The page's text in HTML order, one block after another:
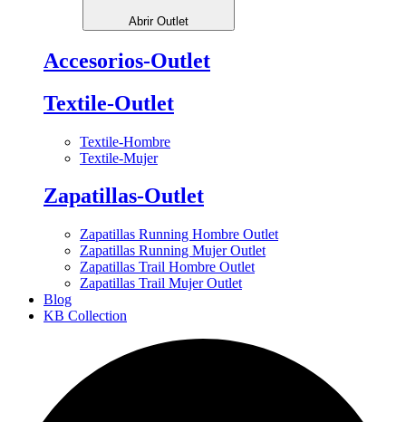
Abrir Outlet
Accesorios-Outlet
Textile-Outlet
Textile-Hombre
Textile-Mujer
Zapatillas-Outlet
Zapatillas Running Hombre Outlet
Zapatillas Running Mujer Outlet
Zapatillas Trail Hombre Outlet
Zapatillas Trail Mujer Outlet
Blog
KB Collection